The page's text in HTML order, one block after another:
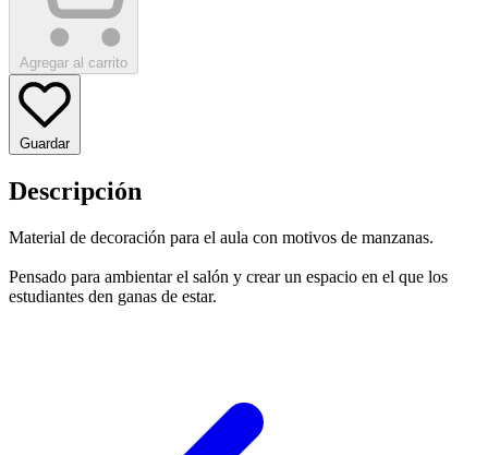
Agregar al carrito
Guardar
Descripción
Material de decoración para el aula con motivos de manzanas.
Pensado para ambientar el salón y crear un espacio en el que los
estudiantes den ganas de estar.